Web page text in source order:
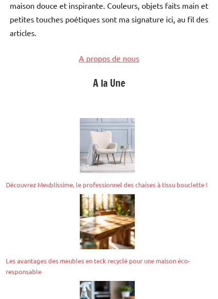
maison douce et inspirante. Couleurs, objets faits main et
petites touches poétiques sont ma signature ici, au fil des
articles.
A propos de nous
A la Une
Découvrez Meublissime, le professionnel des chaises à tissu bouclette !
Les avantages des meubles en teck recyclé pour une maison éco-
responsable